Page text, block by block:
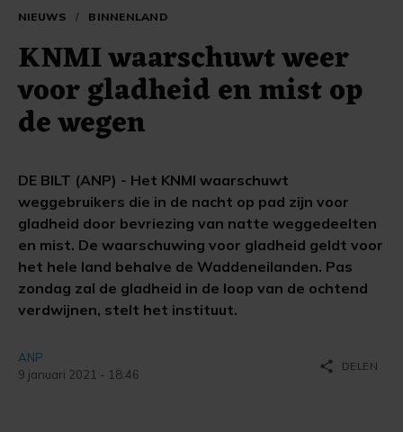
NIEUWS / BINNENLAND
KNMI waarschuwt weer
voor gladheid en mist op
de wegen
DE BILT (ANP) - Het KNMI waarschuwt
weggebruikers die in de nacht op pad zijn voor
gladheid door bevriezing van natte weggedeelten
en mist. De waarschuwing voor gladheid geldt voor
het hele land behalve de Waddeneilanden. Pas
zondag zal de gladheid in de loop van de ochtend
verdwijnen, stelt het instituut.
ANP
9 januari 2021 - 18:46
share DELEN